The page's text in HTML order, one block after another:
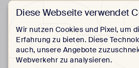
Diese Webseite verwendet
Wir nutzen Cookies und Pixel, um
Erfahrung zu bieten. Diese
auch, unsere Angebote
Webverkehr zu analysieren.